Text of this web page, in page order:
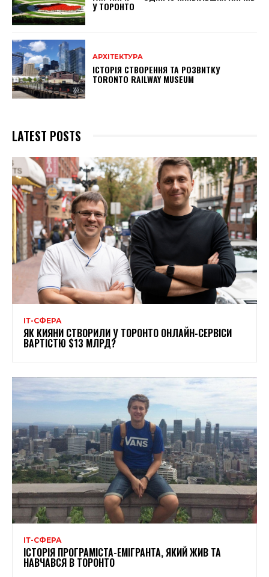
У ТОРОНТО
АРХІТЕКТУРА
ІСТОРІЯ СТВОРЕННЯ ТА РОЗВИТКУ
TORONTO RAILWAY MUSEUM
LATEST POSTS
ІТ-СФЕРА
ЯК КИЯНИ СТВОРИЛИ У ТОРОНТО ОНЛАЙН-СЕРВІСИ
ВАРТІСТЮ $13 МЛРД?
ІТ-СФЕРА
ІСТОРІЯ ПРОГРАМІСТА-ЕМІГРАНТА, ЯКИЙ ЖИВ ТА
НАВЧАВСЯ В ТОРОНТО